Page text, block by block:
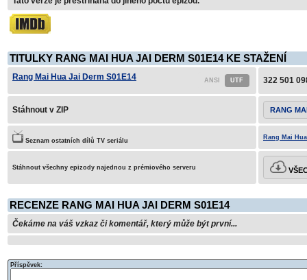
TITULKY RANG MAI HUA JAI DERM S01E14 KE STAŽENÍ
Rang Mai Hua Jai Derm S01E14 322 501
Stáhnout v ZIP RANG
Seznam ostatních dílů TV seriálu Rang Mai
Stáhnout všechny epizody najednou z prémiového serveru
RECENZE RANG MAI HUA JAI DERM S01E14
Čekáme na váš vzkaz či komentář, který může být první...
Příspěvek: